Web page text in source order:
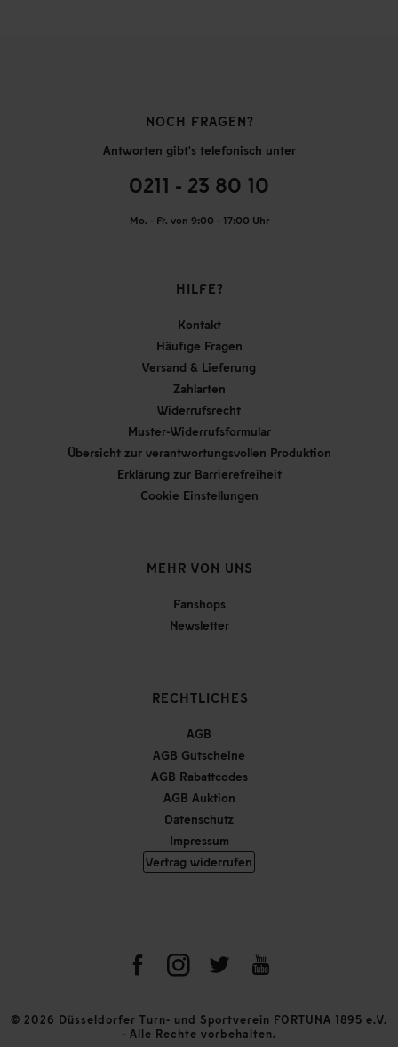
NOCH FRAGEN?
Antworten gibt's telefonisch unter
0211 - 23 80 10
Mo. - Fr. von 9:00 - 17:00 Uhr
HILFE?
Kontakt
Häufige Fragen
Versand & Lieferung
Zahlarten
Widerrufsrecht
Muster-Widerrufsformular
Übersicht zur verantwortungsvollen Produktion
Erklärung zur Barrierefreiheit
Cookie Einstellungen
MEHR VON UNS
Fanshops
Newsletter
RECHTLICHES
AGB
AGB Gutscheine
AGB Rabattcodes
AGB Auktion
Datenschutz
Impressum
Vertrag widerrufen
© 2026 Düsseldorfer Turn- und Sportverein FORTUNA 1895 e.V.
- Alle Rechte vorbehalten.